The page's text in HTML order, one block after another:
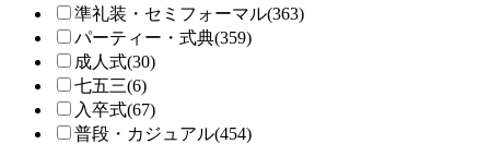
準礼装・セミフォーマル(363)
パーティー・式典(359)
成人式(30)
七五三(6)
入卒式(67)
普段・カジュアル(454)